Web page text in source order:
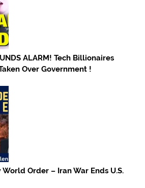
ALARM! Tech Billionaires
Over Government !
Order – Iran War Ends U.S.